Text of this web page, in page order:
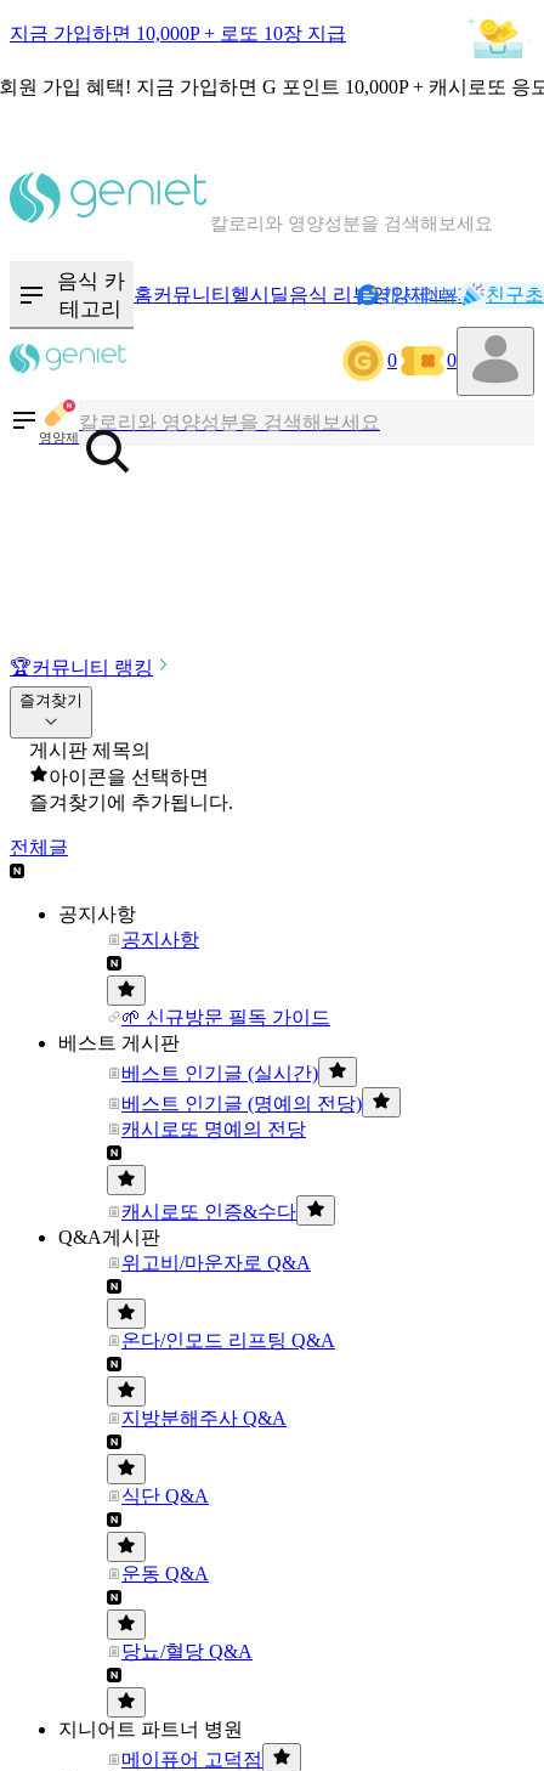
지금 가입하면 10,000P + 로또 10장 지급
원 가입 혜택! 지금 가입하면 G 포인트 10,000P + 캐시로또 응
칼로리와 영양성분을 검색해보세요
음식 카
테고리
홈커뮤니티 헬시딜음식 리뷰영양제NEW기록
캐시리뷰 친구
0 0
영양제
칼로리와 영양성분을 검색해보세요
혈당 · 다이어트 음식 검색해보세요
🏆커뮤니티 랭킹
즐겨찾기
게시판 제목의
아이콘을 선택하면
즐겨찾기에 추가됩니다.
전체글
공지사항
공지사항
🌱 신규방문 필독 가이드
베스트 게시판
베스트 인기글 (실시간)
베스트 인기글 (명예의 전당)
캐시로또 명예의 전당
캐시로또 인증&수다
Q&A게시판
위고비/마운자로 Q&A
온다/인모드 리프팅 Q&A
지방분해주사 Q&A
식단 Q&A
운동 Q&A
당뇨/혈당 Q&A
지니어트 파트너 병원
메이퓨어 고덕점